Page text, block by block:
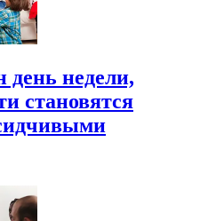
день недели,
становятся